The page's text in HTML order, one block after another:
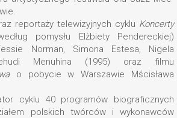
reportaży telewizyjnych cyklu Koncerty
pomysłu Elżbiety Pendereckiej)
Norman, Simona Estesa, Nigela
Menuhina (1995) oraz filmu
o pobycie w Warszawie Mścisława
cyklu 40 programów biograficznych
polskich twórców i wykonawców